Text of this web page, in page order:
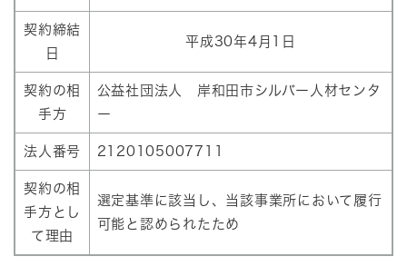
契約締結
日
平成30年4月1日
契約の相
手方
公益社団法人 岸和田市シルバー人材センタ
ー
法人番号 2120105007711
契約の相
手方とし
て理由
選定基準に該当し、当該事業所において履行
可能と認められたため